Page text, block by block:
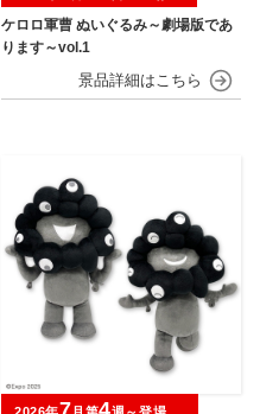
ケロロ軍曹 ぬいぐるみ～劇場版であ
ります～vol.1
7 4